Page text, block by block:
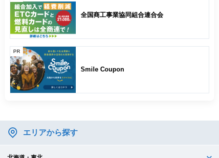
全国商工事業協同組合連合会
PR
Smile Coupon
エリアから探す